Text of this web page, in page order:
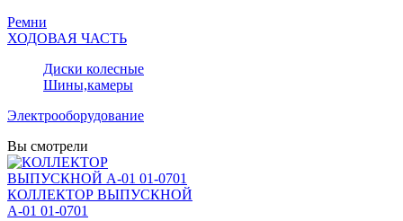
Ремни
ХОДОВАЯ ЧАСТЬ
Диски колесные
Шины,камеры
Электрооборудование
Вы смотрели
КОЛЛЕКТОР ВЫПУСКНОЙ
А-01 01-0701